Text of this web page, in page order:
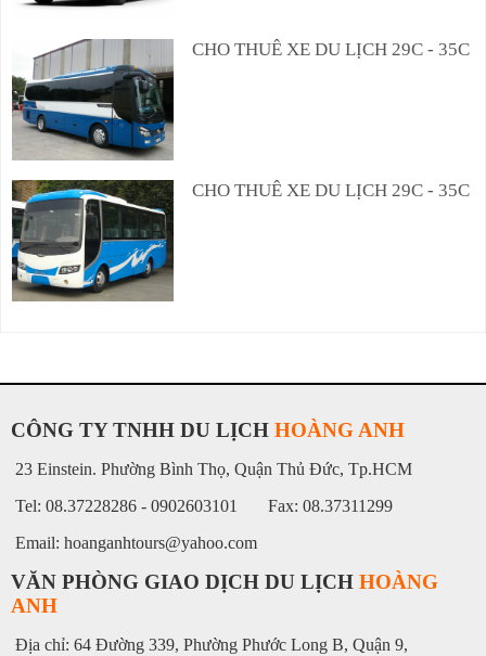
CHO THUÊ XE DU LỊCH 29C - 35C
CHO THUÊ XE DU LỊCH 29C - 35C
CÔNG TY TNHH DU LỊCH HOÀNG ANH
23 Einstein. Phường Bình Thọ, Quận Thủ Đức, Tp.HCM
Tel: 08.37228286 - 0902603101 Fax: 08.37311299
Email: hoanganhtours@yahoo.com
VĂN PHÒNG GIAO DỊCH DU LỊCH HOÀNG
ANH
Địa chỉ: 64 Đường 339, Phường Phước Long B, Quận 9,